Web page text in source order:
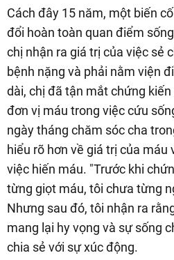
Cách đây 15 năm, một biến
đổi hoàn toàn quan điểm
chị nhận ra giá trị của việc sẻ
bệnh nặng và phải nằm viện
dài, chị đã tận mắt chứng
đơn vị máu trong việc cứu
ngày tháng chăm sóc cha
hiểu rõ hơn về giá trị của
việc hiến máu. "Trước khi
từng giọt máu, tôi chưa từng
Nhưng sau đó, tôi nhận ra
mang lại hy vọng và sự sống
chia sẻ với sự xúc động.